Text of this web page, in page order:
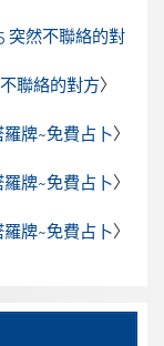
突然不聯絡的對
聯絡的對方〉
牌~免費占卜〉
牌~免費占卜〉
牌~免費占卜〉